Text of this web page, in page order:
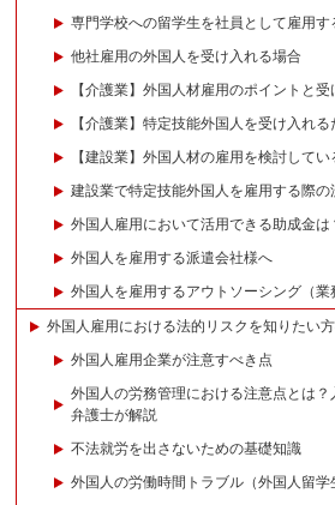
専門学校への留学生を社員として雇用す
他社雇用の外国人を受け入れる場合
【介護業】外国人材雇用のポイントと
【介護業】特定技能外国人を受け入れ
【建設業】外国人材の雇用を検討してい
建設業で特定技能外国人を雇用する際の
外国人雇用において活用できる助成金
外国人を雇用する派遣会社様へ
外国人を雇用するアウトソーシング（
外国人雇用における法的リスクを知りたい
外国人雇用企業が注意すべき点
外国人の労務管理における注意点とは
弁護士が解説
不法就労を出さないための基礎知識
外国人の労働時間トラブル（外国人留学